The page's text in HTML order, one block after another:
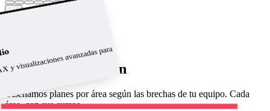
visualizaciones avanzadas para
→
Áreas de formación
Diseñamos planes por área según las brechas de tu equipo. Cada
área, con sus cursos.